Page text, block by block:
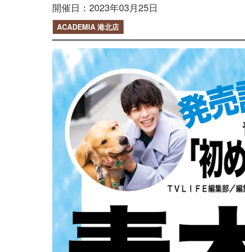
開催日：2023年03月25日
ACADEMIA 港北店